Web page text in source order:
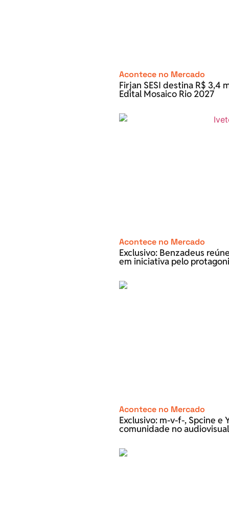
Acontece no Mercado
Firjan SESI destina R$ 3,4
Edital Mosaico Rio 2027
Acontece no Mercado
Exclusivo: Benzadeus
em iniciativa pelo
Acontece no Mercado
Exclusivo: m-v-f-, Spcine e
comunidade no audiovisual